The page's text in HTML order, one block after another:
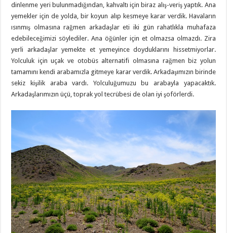
dinlenme yeri bulunmadığından, kahvaltı için biraz alış-veriş yaptık. Ana
yemekler için de yolda, bir koyun alıp kesmeye karar verdik. Havaların
ısınmış olmasına rağmen arkadaşlar eti iki gün rahatlıkla muhafaza
edebileceğimizi söylediler. Ana öğünler için et olmazsa olmazdı. Zira
yerli arkadaşlar yemekte et yemeyince doyduklarını hissetmiyorlar.
Yolculuk için uçak ve otobüs alternatifi olmasına rağmen biz yolun
tamamını kendi arabamızla gitmeye karar verdik. Arkadaşımızın birinde
sekiz kişilik araba vardı. Yolculuğumuzu bu arabayla yapacaktık.
Arkadaşlarımızın üçü, toprak yol tecrübesi de olan iyi şoförlerdi.